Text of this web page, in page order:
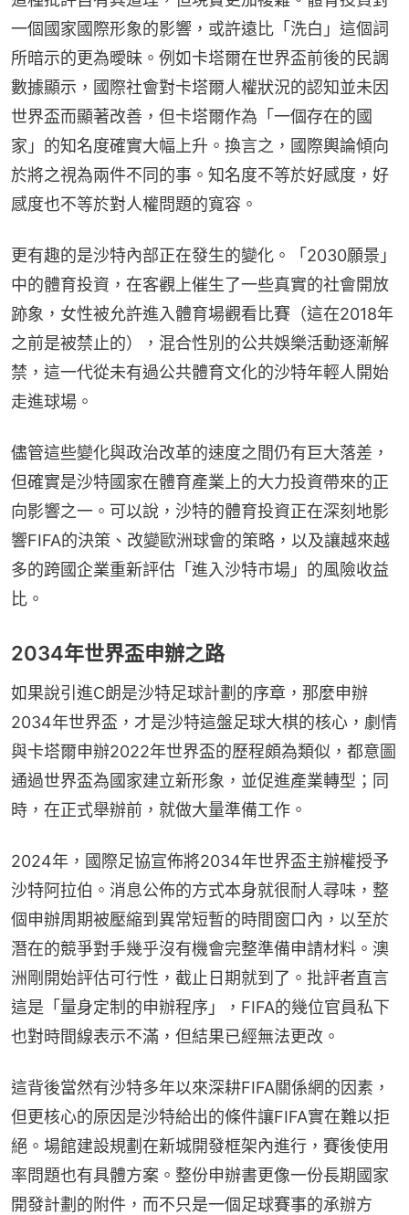
一個國家國際形象的影響，或許遠比「洗白」這個詞
所暗示的更為曖昧。例如卡塔爾在世界盃前後的民調
數據顯示，國際社會對卡塔爾人權狀況的認知並未因
世界盃而顯著改善，但卡塔爾作為「一個存在的國
家」的知名度確實大幅上升。換言之，國際輿論傾向
於將之視為兩件不同的事。知名度不等於好感度，好
感度也不等於對人權問題的寬容。
更有趣的是沙特內部正在發生的變化。「2030願景」
中的體育投資，在客觀上催生了一些真實的社會開放
跡象，女性被允許進入體育場觀看比賽（這在2018年
之前是被禁止的），混合性別的公共娛樂活動逐漸解
禁，這一代從未有過公共體育文化的沙特年輕人開始
走進球場。
儘管這些變化與政治改革的速度之間仍有巨大落差，
但確實是沙特國家在體育產業上的大力投資帶來的正
向影響之一。可以說，沙特的體育投資正在深刻地影
響FIFA的決策、改變歐洲球會的策略，以及讓越來越
多的跨國企業重新評估「進入沙特市場」的風險收益
比。
2034年世界盃申辦之路
如果說引進C朗是沙特足球計劃的序章，那麼申辦
2034年世界盃，才是沙特這盤足球大棋的核心，劇情
與卡塔爾申辦2022年世界盃的歷程頗為類似，都意圖
通過世界盃為國家建立新形象，並促進產業轉型；同
時，在正式舉辦前，就做大量準備工作。
2024年，國際足協宣佈將2034年世界盃主辦權授予
沙特阿拉伯。消息公佈的方式本身就很耐人尋味，整
個申辦周期被壓縮到異常短暫的時間窗口內，以至於
潛在的競爭對手幾乎沒有機會完整準備申請材料。澳
洲剛開始評估可行性，截止日期就到了。批評者直言
這是「量身定制的申辦程序」，FIFA的幾位官員私下
也對時間線表示不滿，但結果已經無法更改。
這背後當然有沙特多年以來深耕FIFA關係網的因素，
但更核心的原因是沙特給出的條件讓FIFA實在難以拒
絕。場館建設規劃在新城開發框架內進行，賽後使用
率問題也有具體方案。整份申辦書更像一份長期國家
開發計劃的附件，而不只是一個足球賽事的承辦方